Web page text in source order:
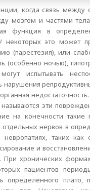
когда связь между
мозгом и частями
функция в
это может
(парестезия), или
(особенно ночью),
испытывать
эти
на конечности такие
нервов в
таких как
и
хронических
пациентов
определенного плато,